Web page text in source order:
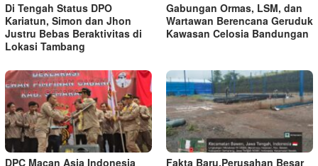
Di Tengah Status DPO
Kariatun, Simon dan Jhon
Justru Bebas Beraktivitas di
Lokasi Tambang
Gabungan Ormas, LSM, dan
Wartawan Berencana Geruduk
Kawasan Celosia Bandungan
DPC Macan Asia Indonesia
Fakta Baru,Perusahan Besar